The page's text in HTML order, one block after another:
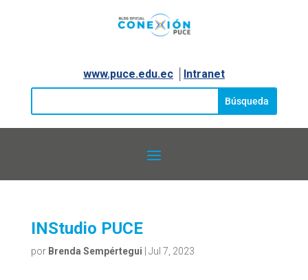
www.puce.edu.ec│ Intranet
INStudio PUCE
por Brenda Sempértegui Jul 7, 2023